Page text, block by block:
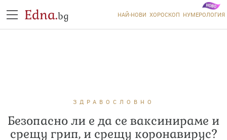
Edna.bg НАЙ-НОВИ ХОРОСКОП НУМЕРОЛОГИЯ
ЗДРАВОСЛОВНО
Безопасно ли е да се ваксинираме и
срещу грип, и срещу коронавирус?